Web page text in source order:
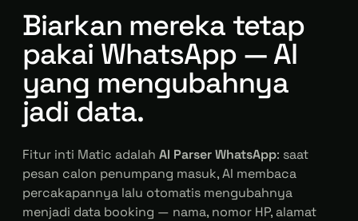
Biarkan mereka tetap
pakai WhatsApp — AI
yang mengubahnya
jadi data.
Fitur inti Matic adalah AI Parser WhatsApp: saat
pesan calon penumpang masuk, AI membaca
percakapannya lalu otomatis mengubahnya
menjadi data booking — nama, nomor HP, alamat